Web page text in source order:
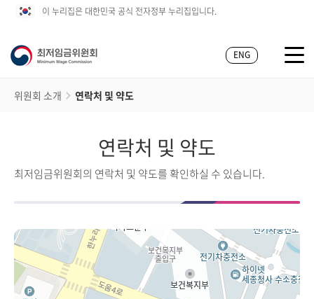
이 누리집은 대한민국 공식 전자정부 누리집입니다.
ENG
위원회 소개 연락처 및 약도
연락처 및 약도
최저임금위원회의 연락처 및 약도를 확인하실 수 있습니다.